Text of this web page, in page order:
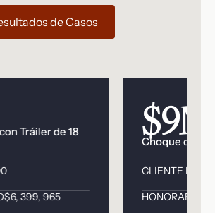
de Casos
18 $9M+
Choque de Auto/Lesión
CLIENTE RECIBIÓ$4, 898,
HONORARIOS DE